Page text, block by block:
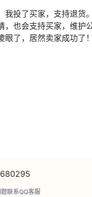
我投了买家，支持退货
，也会支持买家，维护
眼了，居然卖家成功了
联系QQ客服